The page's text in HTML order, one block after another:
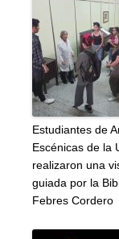
Estudiantes de
Escénicas de la
realizaron una
guiada por la
Febres Cordero